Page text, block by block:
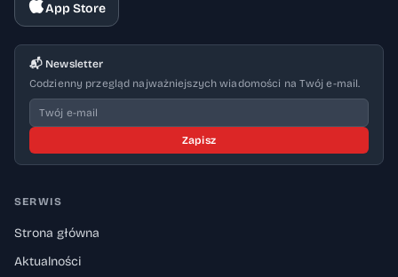
App Store
📬 Newsletter
Codzienny przegląd najważniejszych wiadomości na Twój e-mail.
Zapisz
SERWIS
Strona główna
Aktualności